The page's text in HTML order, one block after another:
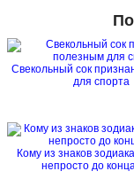
Свекольный сок
для спорта
Кому из знаков
непросто до